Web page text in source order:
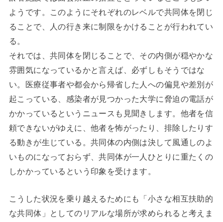
ようです。このようにそれぞれのレベルで共同体を閉じ
ることで、人の行き来に制限をかけることが行われてい
る。
それでは、共同体を閉じることで、その内側が穏やかな
雰囲気になっているかと言えば、必ずしもそうではな
い。医療従事者や都会から帰省した人への偏見や差別が
起こっている、感染者が見つかった大学に脅迫の電話が
かかっているというニュースも見聞きします。他者を信
頼できないがゆえに、他者を怖がったり、排除したりす
る動きが生じている。共同体の内側は決して風通しのよ
いものになっておらず、共同体が一人ひとりに重たくの
しかかっているという印象を受けます。
こうした状況を乗り越えるためにも「小さな相互扶助的
な共同体」としてのリアルな場所が求められると考えま